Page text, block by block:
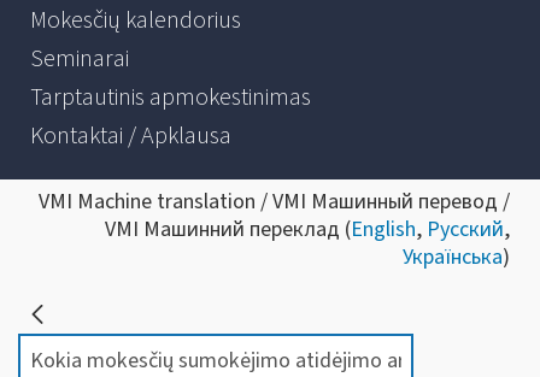
Mokesčių kalendorius
Seminarai
Tarptautinis apmokestinimas
Kontaktai / Apklausa
VMI Machine translation / VMI Машинный перевод /
VMI Машинний переклад (English, Русский,
Українська)